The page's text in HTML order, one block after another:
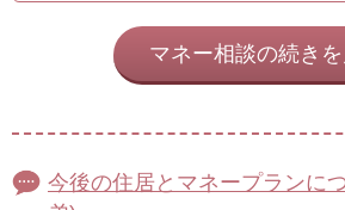
マネー相談の続き
今後の住居とマネープランに